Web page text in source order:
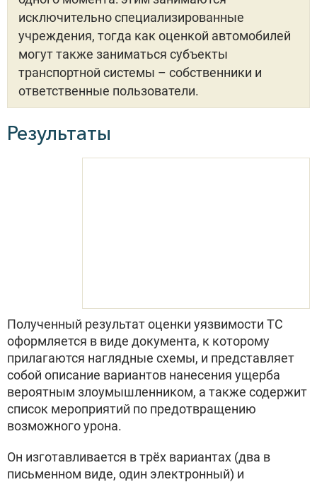
исключительно специализированные
учреждения, тогда как оценкой автомобилей
могут также заниматься субъекты
транспортной системы – собственники и
ответственные пользователи.
Результаты
Полученный результат оценки уязвимости ТС
оформляется в виде документа, к которому
прилагаются наглядные схемы, и представляет
собой описание вариантов нанесения ущерба
вероятным злоумышленником, а также содержит
список мероприятий по предотвращению
возможного урона.
Он изготавливается в трёх вариантах (два в
письменном виде, один электронный) и